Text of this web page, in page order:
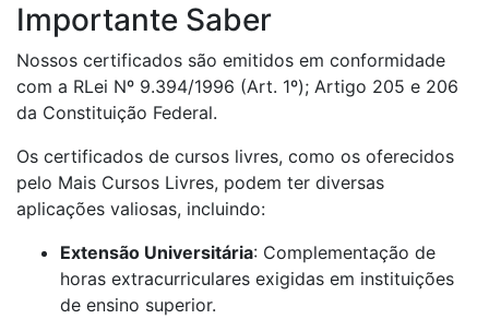
Importante Saber
Nossos certificados são emitidos em conformidade
com a RLei Nº 9.394/1996 (Art. 1º); Artigo 205 e 206
da Constituição Federal.
Os certificados de cursos livres, como os oferecidos
pelo Mais Cursos Livres, podem ter diversas
aplicações valiosas, incluindo:
Extensão Universitária: Complementação de
horas extracurriculares exigidas em instituições
de ensino superior.